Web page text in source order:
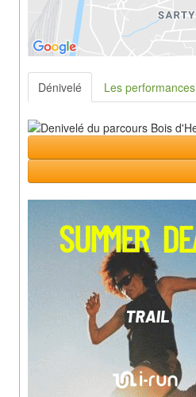
Dénivelé Les performances